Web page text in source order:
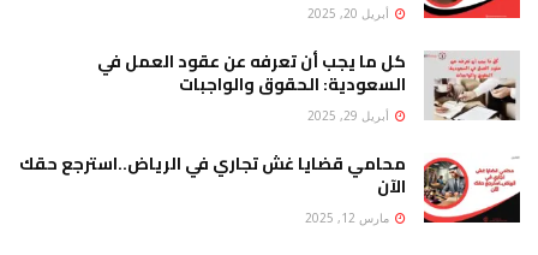
أبريل 20, 2025
كل ما يجب أن تعرفه عن عقود العمل في
السعودية: الحقوق والواجبات
أبريل 29, 2025
محامي قضايا غش تجاري في الرياض..استرجع حقك
الآن
مارس 12, 2025